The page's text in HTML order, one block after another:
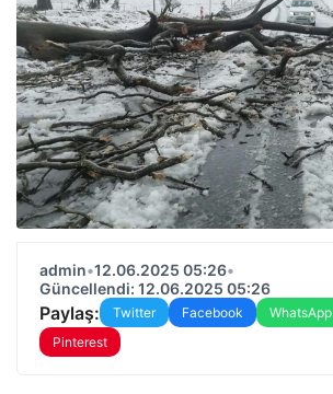
admin•12.06.2025 05:26•
Güncellendi: 12.06.2025 05:26
Paylaş: Twitter Facebook WhatsApp
Pinterest